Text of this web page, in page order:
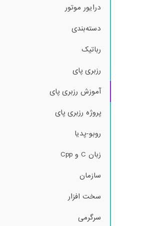
درایور موتور
دسته‌بندی
رباتیک
رزبری پای
آموزش رزبری پای
پروژه رزبری پای
روبو-پدیا
زبان C و Cpp
سازمان
سخت افزار
سرگرمی